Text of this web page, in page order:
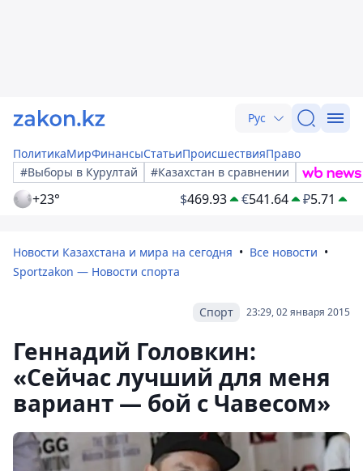
Рус
ПолитикаМирФинансыСтатьиПроисшествияПраво
#Выборы в Курултай
#Казахстан в сравнении
+23° $469.93 €541.64 ₽5.71
Новости Казахстана и мира на сегодня
Все новости
Sportzakon — Новости спорта
23:29, 02 января 2015
Спорт
Геннадий Головкин:
«Сейчас лучший для меня
вариант — бой с Чавесом»